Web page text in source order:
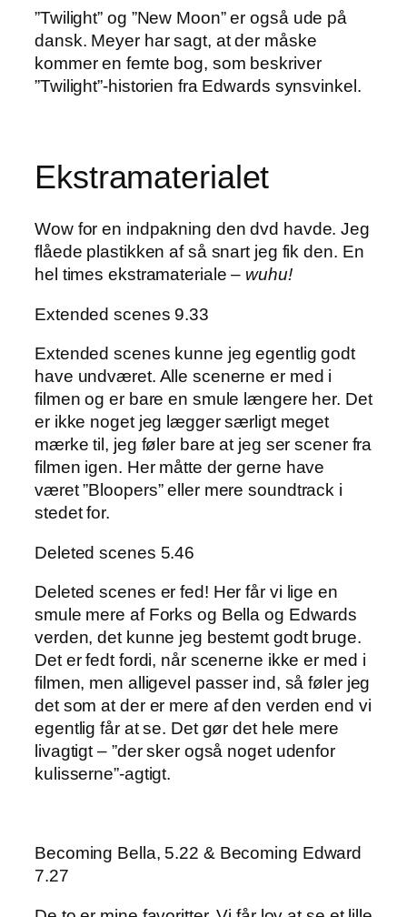
”Twilight” og ”New Moon” er også ude på
dansk. Meyer har sagt, at der måske
kommer en femte bog, som beskriver
”Twilight”-historien fra Edwards synsvinkel.
Ekstramaterialet
Wow for en indpakning den dvd havde. Jeg
flåede plastikken af så snart jeg fik den. En
hel times ekstramateriale – wuhu!
Extended scenes 9.33
Extended scenes kunne jeg egentlig godt
have undværet. Alle scenerne er med i
filmen og er bare en smule længere her. Det
er ikke noget jeg lægger særligt meget
mærke til, jeg føler bare at jeg ser scener fra
filmen igen. Her måtte der gerne have
været ”Bloopers” eller mere soundtrack i
stedet for.
Deleted scenes 5.46
Deleted scenes er fed! Her får vi lige en
smule mere af Forks og Bella og Edwards
verden, det kunne jeg bestemt godt bruge.
Det er fedt fordi, når scenerne ikke er med i
filmen, men alligevel passer ind, så føler jeg
det som at der er mere af den verden end vi
egentlig får at se. Det gør det hele mere
livagtigt – ”der sker også noget udenfor
kulisserne”-agtigt.
Becoming Bella, 5.22 & Becoming Edward
7.27